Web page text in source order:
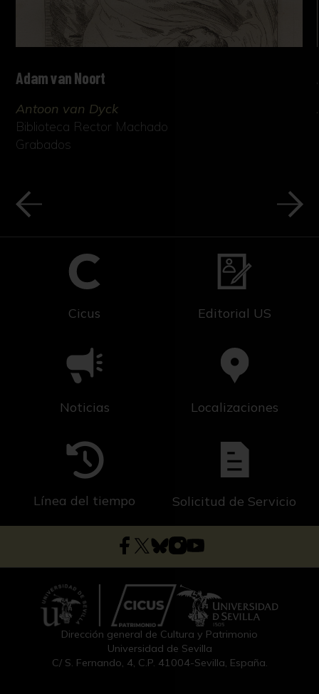
Adam van Noort
Antoon van Dyck
Biblioteca Rector Machado
Grabados
Cicus Editorial US
Noticias Localizaciones
Línea del tiempo Solicitud de Servicio
Dirección general de Cultura y Patrimonio
Universidad de Sevilla
C/ S. Fernando, 4, C.P. 41004-Sevilla, España.